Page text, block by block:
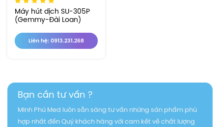
Máy hút dịch SU-305P
(Gemmy-Đài Loan)
Liên hệ: 0913.231.268
Bạn cần tư vấn ?
Minh Phú Med luôn sẵn sàng tư vấn những sản phẩm phù
hợp nhất đến Quý khách hàng với cam kết về chất lượng